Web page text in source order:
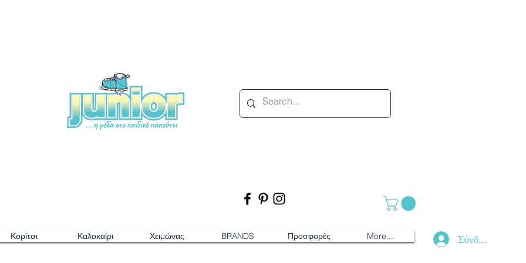
Κορίτσι Καλοκαίρι Χειμώνας BRANDS Προσφορές More... Σύνδεση